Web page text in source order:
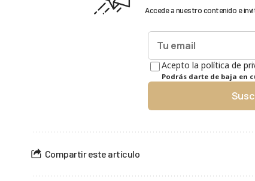
Accede a nuestro contenido e
Acepto la política de
Podrás darte de baja en
Compartir este artículo